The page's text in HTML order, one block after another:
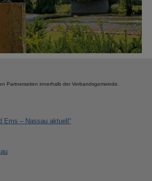
Partnerseiten innerhalb der Verbandsgemeinde.
Ems – Nassau aktuell“